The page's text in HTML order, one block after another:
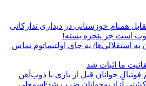
همنام خوزستانی در دیداری تدارکاتی
است جز پنجره بسته!
به استقلالی‌ها/ به جای اولتیماتوم تماس
ما اثبات شد
فوتبال جوانان قبل از بازی با ذوب‌آهن
کشتی آزاد نوجوانان ضرب شد/اسمعلی